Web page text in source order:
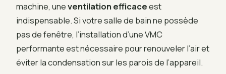
machine, uneventilation efficaceest
indispensable. Si votre salle de bain ne possède
pas de fenêtre, l’installation d’une VMC
performante est nécessaire pour renouveler l’air et
éviter la condensation sur les parois de l’appareil.